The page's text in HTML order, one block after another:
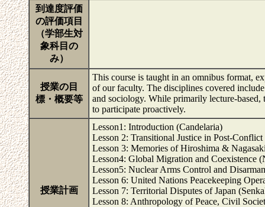
到達度評価
の評価項目
（学部生対
象科目の
み）
授業の目
標・概要等
This course is taught in an omnibus format,
of our faculty. The disciplines covered
and sociology. While primarily lecture-based,
to participate proactively.
授業計画
Lesson1: Introduction (Candelaria)
Lesson 2: Transitional Justice in Post-
Lesson 3: Memories of Hiroshima &
Lesson4: Global Migration and Coexistence
Lesson5: Nuclear Arms Control and
Lesson 6: United Nations Peacekeeping
Lesson 7: Territorial Disputes of Japan
Lesson 8: Anthropology of Peace, Civil